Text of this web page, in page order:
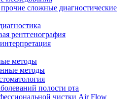
сложные диагностические
рентгенография
методы
методы
полости рта
чистки Air Flow